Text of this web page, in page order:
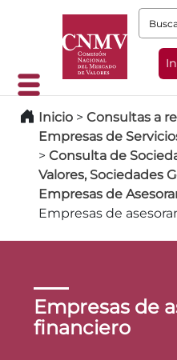
Buscar:
Inicio > Consultas a
Empresas de
> Consulta de
Valores, Sociedades
Empresas de
Empresas de
Empresas de
financiero